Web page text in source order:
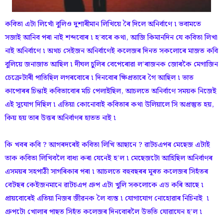
কবিতা এটা লিখোঁ বুলিও দুশাৰীমান লিখিয়ে ৰৈ দিলে অনিৰ্বাণে ৷ ভবামতে
সজাই আনিব পৰা নাই শব্দবোৰ ৷ হ’বৰে কথা, আজি কিমানদিন যে কবিতা লিখা
নাই অনিৰ্বাণে ৷ অথচ সেইজন অনিৰ্বাণেই কলেজৰ দিনত সকলোৰে মাজত কবি
বুলিয়ে জনাজাত আছিল ৷ দীঘল চুলিৰ বেপেৰোৱা ল’ৰাজনক জোৰকৈ মেগাজিন
চেক্ৰেটাৰী পাতিছিল লগৰবোৰে ৷ দিনবোৰ ক্ষিপ্ৰতাৰে গৈ আছিল ৷ ভাত
কাপোৰৰ চিন্তাই কবিতাবোৰ মচি পেলাইছিল, আচলতে অনিৰ্বাণে সময়ক নিজেই
এই সুযোগ দিছিল ৷ এতিয়া কোনোবাই কবিতাৰ কথা উলিয়ালে সি অপ্ৰস্তুত হয়,
কিয় হয় তাৰ উত্তৰ অনিৰ্বাণৰ হাতত নাই ৷
কি খবৰ কবি ? আগৰদৰেই কবিতা লিখি আছানে ? ৱাটচএপৰ মেছেজ এটাই
তাক কবিতা লিখিবলৈ বাধ্য কৰা যেনেই হ’ল ৷ মেছেজটো আহিছিল অনিৰ্বাণৰ
এসময়ৰ সহপাঠী সাগৰিকাৰ পৰা ৷ আচলতে বহুবছৰৰ মূৰত কলেজৰ সিহঁতৰ
বেটছৰ কেইজনমানে ৱাটচএপ গ্ৰুপ এটা খুলি সকলোকে এড কৰি আছে ৷
প্ৰায়বোৰেই এতিয়া নিজৰ জীৱনক লৈ ব্যস্ত ৷ যোগাযোগ নোহোৱাৰ নিচিনাই ৷
গ্ৰুপটো খোলাৰ পাছত সিহঁত কলেজৰ দিনবোৰলৈ উভতি যোৱাযেন হ’ল ৷